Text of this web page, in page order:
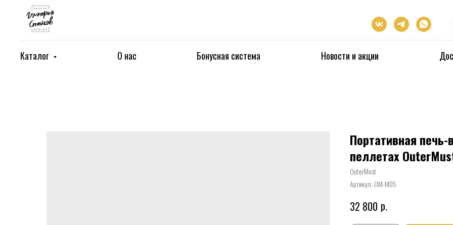
Каталог О нас Бонусная система Новости и акции
Портативная
пеллетах
OuterMust
Артикул: OM-M05
32 800 р.